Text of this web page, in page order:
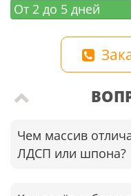
От 2 до 5 дней
Чем массив
ЛДСП или шпона?